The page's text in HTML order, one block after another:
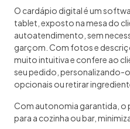
O cardápio digital é um
tablet, exposto na mesa do
autoatendimento, sem
garçom. Com fotos e
muito intuitiva e confere ao
seu pedido, personalizando-
opcionais ou retirar
Com autonomia garantida, o
para a cozinha ou bar,